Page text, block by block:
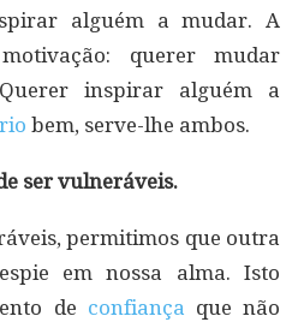
alguém a mudar. A
querer mudar
inspirar alguém a
bem, serve-lhe ambos.
ser vulneráveis.
permitimos que outra
em nossa alma. Isto
de confiança que não